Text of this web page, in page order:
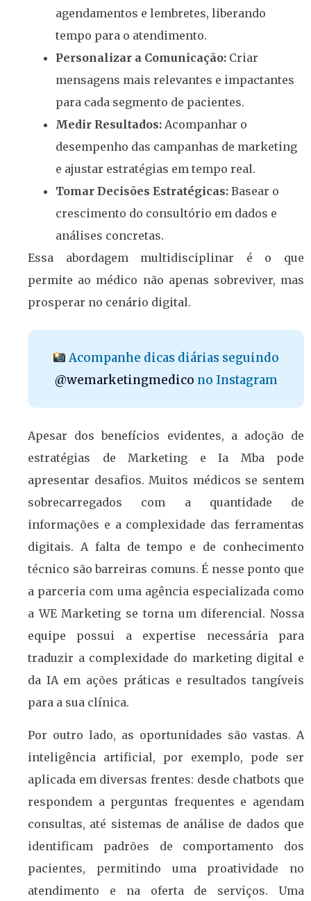
agendamentos e lembretes, liberando
tempo para o atendimento.
Personalizar a Comunicação: Criar
mensagens mais relevantes e impactantes
para cada segmento de pacientes.
Medir Resultados: Acompanhar o
desempenho das campanhas de marketing
e ajustar estratégias em tempo real.
Tomar Decisões Estratégicas: Basear o
crescimento do consultório em dados e
análises concretas.
Essa abordagem multidisciplinar é o que
permite ao médico não apenas sobreviver, mas
prosperar no cenário digital.
Acompanhe dicas diárias seguindo
@wemarketingmedico no Instagram
Apesar dos benefícios evidentes, a adoção de
estratégias de Marketing e Ia Mba pode
apresentar desafios. Muitos médicos se sentem
sobrecarregados com a quantidade de
informações e a complexidade das ferramentas
digitais. A falta de tempo e de conhecimento
técnico são barreiras comuns. É nesse ponto que
a parceria com uma agência especializada como
a WE Marketing se torna um diferencial. Nossa
equipe possui a expertise necessária para
traduzir a complexidade do marketing digital e
da IA em ações práticas e resultados tangíveis
para a sua clínica.
Por outro lado, as oportunidades são vastas. A
inteligência artificial, por exemplo, pode ser
aplicada em diversas frentes: desde chatbots que
respondem a perguntas frequentes e agendam
consultas, até sistemas de análise de dados que
identificam padrões de comportamento dos
pacientes, permitindo uma proatividade no
atendimento e na oferta de serviços. Uma